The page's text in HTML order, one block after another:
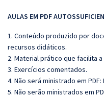
AULAS EM PDF
1. Conteúdo produzido por
recursos didáticos.
2. Material prático que facilita
3. Exercícios comentados.
4. Não será ministrado em
5. Não serão ministrados em